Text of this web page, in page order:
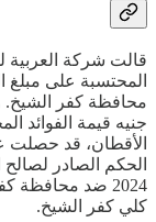
قالت شركة العربية
المحتسبة على
جنيه قيمة الفوائد
الحكم الصادر
كلي كفر الشيخ.